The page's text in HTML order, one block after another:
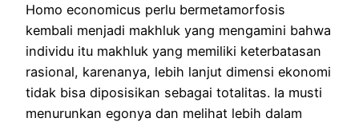
Homo economicus perlu bermetamorfosis
kembali menjadi makhluk yang mengamini bahwa
individu itu makhluk yang memiliki keterbatasan
rasional, karenanya, lebih lanjut dimensi ekonomi
tidak bisa diposisikan sebagai totalitas. Ia musti
menurunkan egonya dan melihat lebih dalam